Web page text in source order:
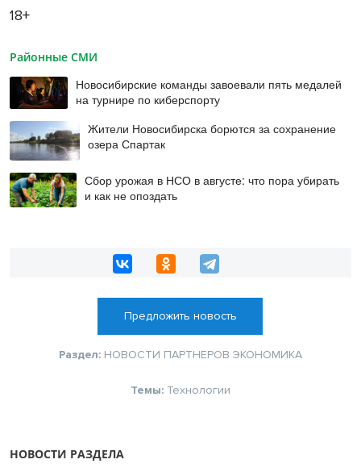
18+
Районные СМИ
Новосибирские команды завоевали пять медалей
на турнире по киберспорту
Жители Новосибирска борются за сохранение
озера Спартак
Сбор урожая в НСО в августе: что пора убирать
и как не опоздать
Предложить новость
Раздел: НОВОСТИ ПАРТНЕРОВ ЭКОНОМИКА
Темы: Технологии
НОВОСТИ РАЗДЕЛА